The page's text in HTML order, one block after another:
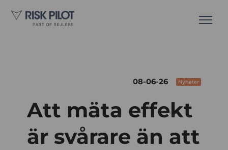
08-06-26 Nyheter
Att mäta effekt
är svårare än att